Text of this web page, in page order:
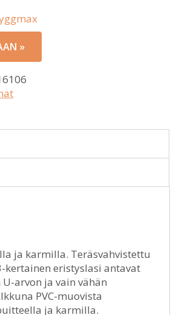
»
ja karmilla. Teräsvahvistettu
kertainen eristyslasi antavat
arvon ja vain vähän
PVC-muovista
ja karmilla.